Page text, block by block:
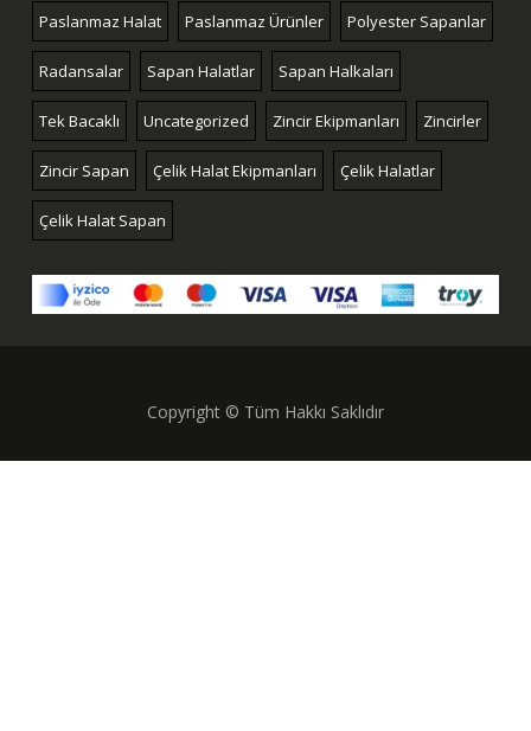
Paslanmaz Halat Paslanmaz Ürünler Polyester Sapanlar
Radansalar Sapan Halatlar Sapan Halkaları
Tek Bacaklı Uncategorized Zincir Ekipmanları Zincirler
Zincir Sapan Çelik Halat Ekipmanları Çelik Halatlar
Çelik Halat Sapan
Copyright © Tüm Hakkı Saklıdır